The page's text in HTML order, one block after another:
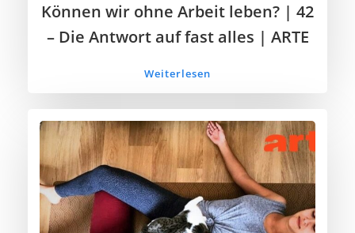
Können wir ohne Arbeit leben? | 42
– Die Antwort auf fast alles | ARTE
Weiterlesen